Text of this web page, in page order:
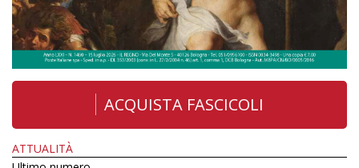
ACQUISTA FASCICOLI
ATTUALITÀ